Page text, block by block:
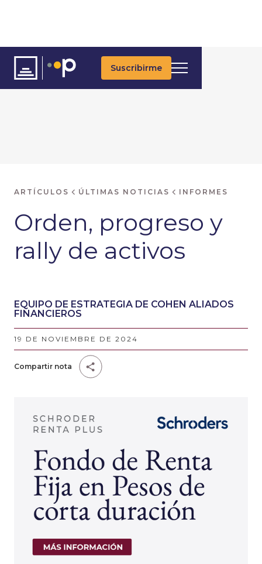
Suscribirme
ARTÍCULOS ÚLTIMAS NOTICIAS INFORMES
Orden, progreso y
rally de activos
EQUIPO DE ESTRATEGIA DE COHEN ALIADOS
FINANCIEROS
19 DE NOVIEMBRE DE 2024
Compartir nota